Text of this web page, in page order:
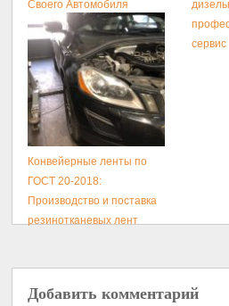
Своего Автомобиля
сервис
Конвейерные ленты по
ГОСТ 20-2018:
Производство и поставка
резинотканевых лент
Добавить комментарий